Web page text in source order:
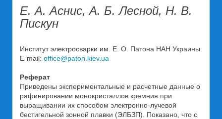
Е. А. Аснис, А. Б. Лесной, Н. В.
Пискун
Инcтитут электросварки им. Е. О. Патона НАН Украины.
E-mail: office@paton.kiev.ua
Реферат
Приведены экспериментальные и расчетные данные о
рафинировании монокристаллов кремния при
выращивании их способом электронно-лучевой
бестигельной зонной плавки (ЭЛБЗП). Показано, что с